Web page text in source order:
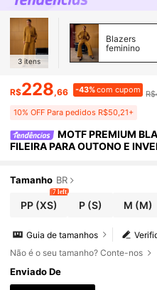
3 itens
Blazers
feminino
R$228,66 -43%com cupom
10% OFF Para pedidos R$50,21+
MOTF PREMIUM
FILEIRA PARA OUTONO E
Tamanho BR
PP(XS)
7 left
P(S) M (M)
Guia de tamanhos
Não é o seu tamanho? Conte-nos
Enviado De